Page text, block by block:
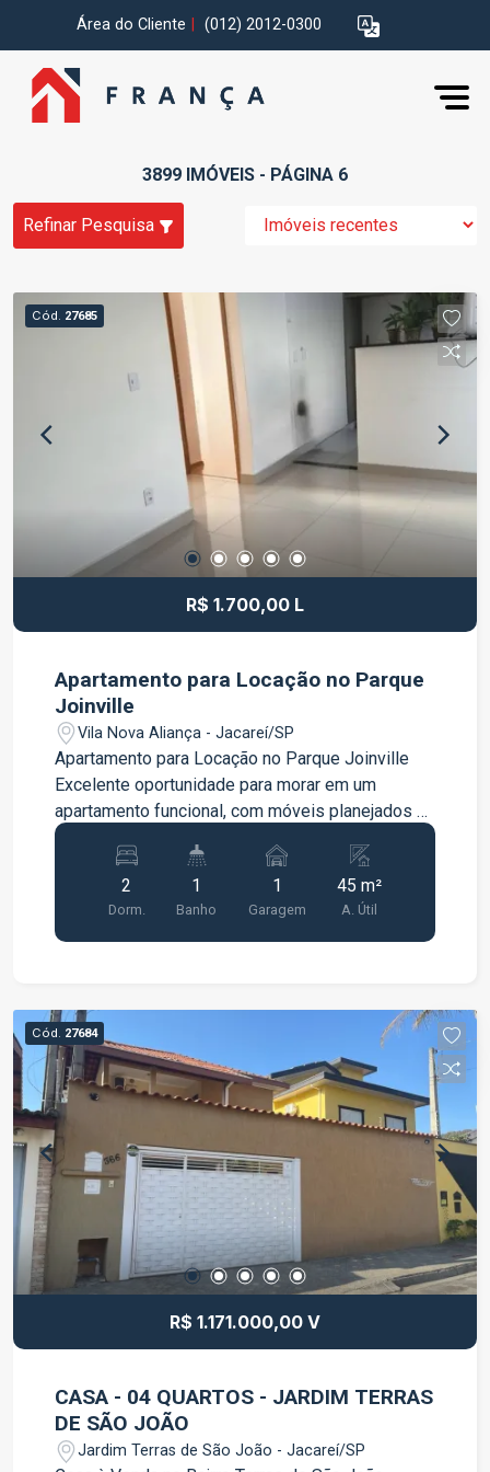
Área do Cliente (012) 2012-0300
3899 IMÓVEIS - PÁGINA 6
Refinar Pesquisa
Cód. 27685
R$ 1.700,00 L
Apartamento para Locação no Parque
Joinville
Vila Nova Aliança - Jacareí/SP
Apartamento para Locação no Parque Joinville
Excelente oportunidade para morar em um
apartamento funcional, com móveis planejados e
excelente aproveitamento dos ambientes. O
imóvel dispõe de: 2 dormitórios, sendo 1 com
guarda-roupa planejado Sala com móveis
planejados Cozinha com armários planejados e
cooktop Banheiro com armário planejado e box
oferece praticidade e conforto, sendo ideal para
quem busca um imóvel pronto para morar, em
uma localização com fácil acesso aos principais
comércios e serviços da região. Entre em contato
para mais informações e agende uma visita.
2
Dorm.
1
Banho
1
Garagem
45 m²
A. Útil
Cód. 27684
R$ 1.171.000,00 V
CASA - 04 QUARTOS - JARDIM TERRAS
DE SÃO JOÃO
Jardim Terras de São João - Jacareí/SP